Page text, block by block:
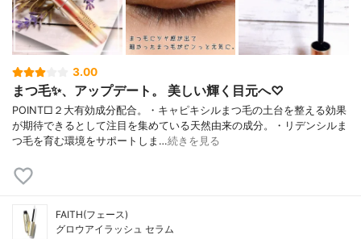
3.00
まつ毛✨、アップデート。 美しい輝く目元へ♡
POINT□２大有効成分配合。・キャピキシルまつ毛の土台を整える効果
が期待できるとして注目を集めている天然由来の成分。・リデンシルま
つ毛を育む環境をサポートしま…続きを見る
FAITH(フェース)
グロウアイラッシュ セラム